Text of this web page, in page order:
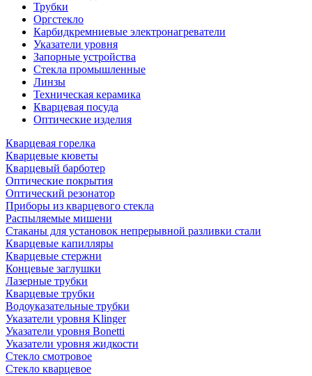
Трубки
Оргстекло
Карбидкремниевые электронагреватели
Указатели уровня
Запорные устройства
Стекла промышленные
Линзы
Техническая керамика
Кварцевая посуда
Оптические изделия
Кварцевая горелка
Кварцевые кюветы
Кварцевый барботер
Оптические покрытия
Оптический резонатор
Приборы из кварцевого стекла
Распыляемые мишени
Стаканы для установок непрерывной разливки стали
Кварцевые капилляры
Кварцевые стержни
Концевые заглушки
Лазерные трубки
Кварцевые трубки
Водоуказательные трубки
Указатели уровня Klinger
Указатели уровня Bonetti
Указатели уровня жидкости
Стекло смотровое
Стекло кварцевое